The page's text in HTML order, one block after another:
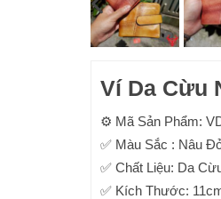
Ví Da Cừu
⚙ Mã Sản Phẩm:
✅ Màu Sắc : Nâu
✅ Chất Liệu: Da
✅ Kích Thước: